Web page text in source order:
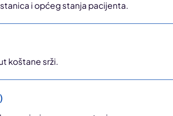
i općeg stanja pacijenta.
koštane srži.